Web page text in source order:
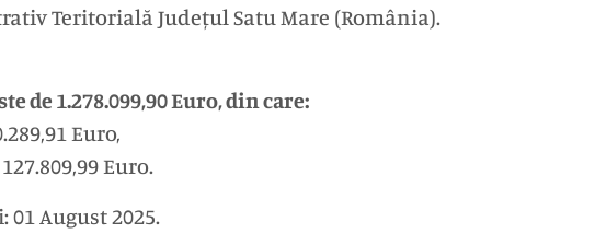
Teritorială Județul Satu Mare (România).
de 1.278.099,90 Euro, din care:
Euro,
Euro.
August 2025.